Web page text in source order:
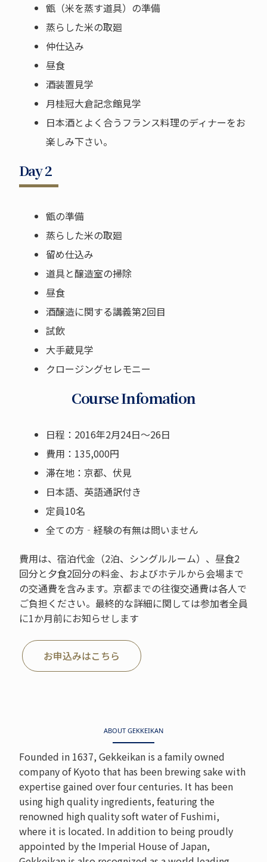
甑（米を蒸す道具）の準備
蒸らした米の取廻
仲仕込み
昼食
酒装置見学
月桂冠大倉記念館見学
日本酒とよく合うフランス料理のディナーをお
楽しみ下さい。
Day 2
甑の準備
蒸らした米の取廻
留め仕込み
道具と醸造室の掃除
昼食
酒醸造に関する講義第2回目
試飲
大手蔵見学
クロージングセレモニー
Course Infomation
日程：2016年2月24日〜26日
費用：135,000円
滞在地：京都、伏見
日本語、英語通訳付き
定員10名
全ての方‐経験の有無は問いません
費用は、宿泊代金（2泊、シングルルーム）、昼食2
回分と夕食2回分の料金、およびホテルから会場まで
の交通費を含みます。京都までの往復交通費は各人で
ご負担ください。最終的な詳細に関しては参加者全員
に1か月前にお知らせします
お申込みはこちら
ABOUT GEKKEIKAN
Founded in 1637, Gekkeikan is a family owned
company of Kyoto that has been brewing sake with
expertise gained over four centuries. It has been
using high quality ingredients, featuring the
renowned high quality soft water of Fushimi,
where it is located. In addition to being proudly
appointed by the Imperial House of Japan,